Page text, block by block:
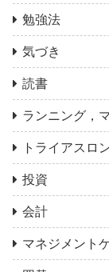
勉強法
気づき
読書
ランニング，
トライアスロ
投資
会計
マネジメント